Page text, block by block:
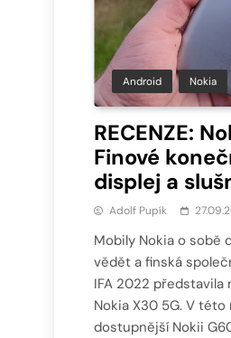
Android Nokia
RECENZE:
Finové
displej a
Adolf Pupík
Mobily Nokia o sobě
vědět a finská
IFA 2022 představila
Nokia X30 5G. V
dostupnější Nokii